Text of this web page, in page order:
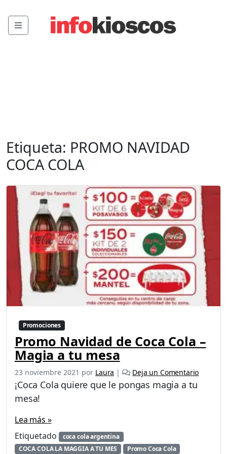
Menu
Etiqueta: PROMO NAVIDAD
COCA COLA
Promociones
Promo Navidad de Coca Cola –
Magia a tu mesa
23 noviembre 2021 por Laura | Deja un Comentario
¡Coca Cola quiere que le pongas magia a tu
mesa!
Lea más »
Etiquetado
coca cola argentina
COCA COLA LA MAGGIA A TU MES
Promo Coca Cola